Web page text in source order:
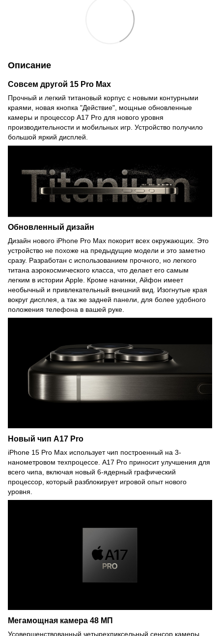
Описание
Совсем другой 15 Pro Max
Прочный и легкий титановый корпус с новыми контурными
краями, новая кнопка "Действие", мощные обновленные
камеры и процессор A17 Pro для нового уровня
производительности и мобильных игр. Устройство получило
большой яркий дисплей.
Обновленный дизайн
Дизайн нового iPhone Pro Max покорит всех окружающих. Это
устройство не похоже на предыдущие модели и это заметно
сразу. Разработан с использованием прочного, но легкого
титана аэрокосмического класса, что делает его самым
легким в истории Apple. Кроме начинки, Айфон имеет
необычный и привлекательный внешний вид. Изогнутые края
вокруг дисплея, а так же задней панели, для более удобного
положения телефона в вашей руке.
Новый чип A17 Pro
iPhone 15 Pro Max использует чип построенный на 3-
нанометровом техпроцессе. A17 Pro приносит улучшения для
всего чипа, включая новый 6-ядерный графический
процессор, который разблокирует игровой опыт нового
уровня.
Мегамощная камера 48 МП
Усовершенствованный четырехпиксельный сенсор камеры